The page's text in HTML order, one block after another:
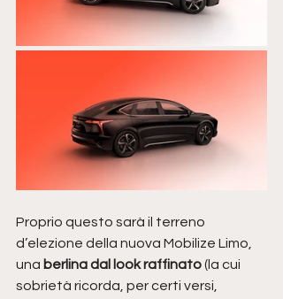
Proprio questo sarà il terreno
d’elezione della nuova Mobilize Limo,
una berlina dal look raffinato (la cui
sobrietà ricorda, per certi versi,